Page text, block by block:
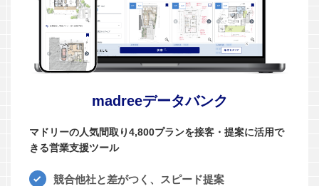
madreeデータバンク
マドリーの人気間取り4,800プランを接客・提案に活用で
きる営業支援ツール
競合他社と差がつく、スピード提案